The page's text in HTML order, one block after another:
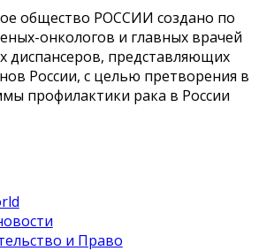
общество РОССИИ создано по
онкологов и главных врачей
диспансеров, представляющих
России, с целью претворения в
профилактики рака в России
и Право